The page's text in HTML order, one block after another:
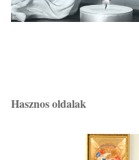
Hasznos oldalak